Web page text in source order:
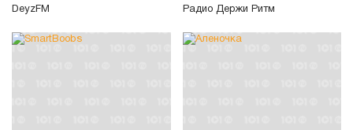
DeyzFM Радио Держи Ритм